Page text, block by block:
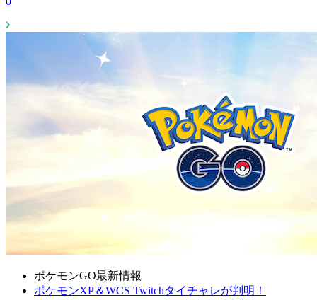
ポケモンGO最新情報
ポケモンXP＆WCS Twitchタイチャレが判明！